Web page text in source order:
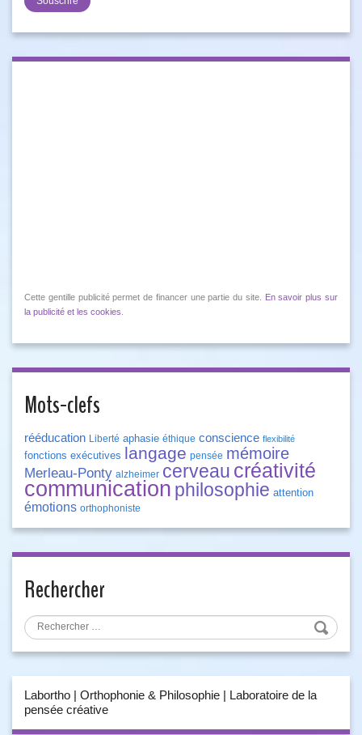
Cette gentille publicité permet de financer une partie du site.
En savoir plus sur
la publicité et les cookies
Mots-clefs
rééducation Liberté aphasie éthique conscience flexibilité
fonctions exécutives langage pensée mémoire
Merleau-Ponty alzheimer cerveau créativité
communication philosophie attention
émotions orthophoniste
Rechercher
Labortho | Orthophonie & Philosophie | Laboratoire de la
pensée créative